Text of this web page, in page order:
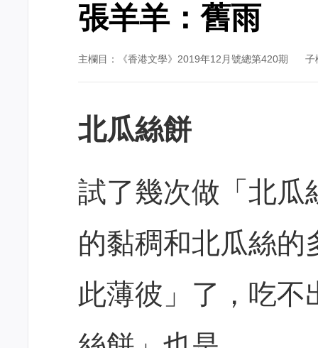
張羊羊：舊雨
主欄目：《香港文學》2019年12月號總第420期 子
北瓜絲餅
試了幾次做「北瓜
的黏稠和北瓜絲的
此薄彼」了，吃不